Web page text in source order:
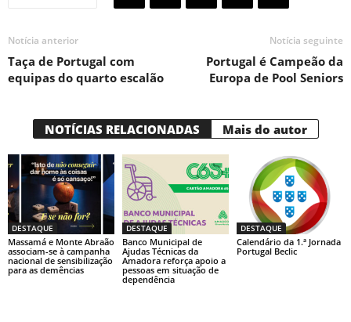
Notícia anterior
Taça de Portugal com
equipas do quarto escalão
Notícia seguinte
Portugal é Campeão da
Europa de Pool Seniors
NOTÍCIAS RELACIONADAS Mais do autor
DESTAQUE
Massamá e Monte Abraão
associam-se à campanha
nacional de sensibilização
para as demências
DESTAQUE
Banco Municipal de
Ajudas Técnicas da
Amadora reforça apoio a
pessoas em situação de
dependência
DESTAQUE
Calendário da 1.ª Jornada
Portugal Beclic